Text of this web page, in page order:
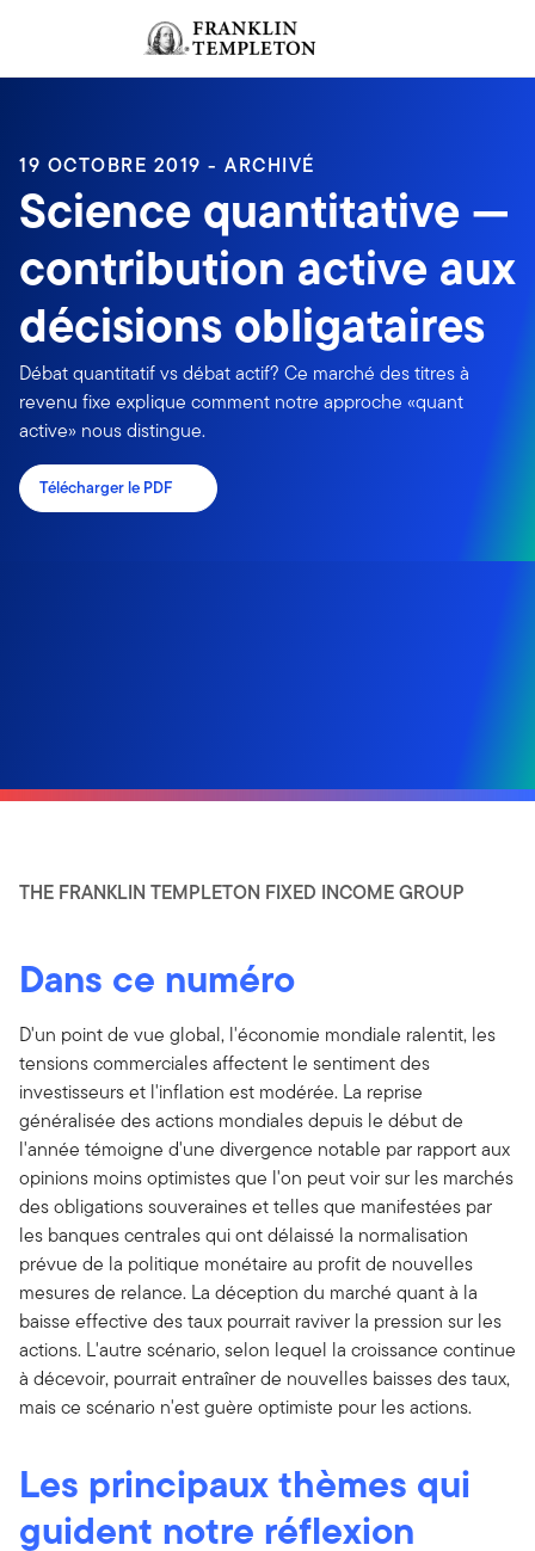
Header menu toggle
Ouverture de session
19 OCTOBRE 2019 - ARCHIVÉ
Science quantitative —
contribution active aux
décisions obligataires
Débat quantitatif vs débat actif? Ce marché des titres à
revenu fixe explique comment notre approche «quant
active» nous distingue.
Télécharger le PDF
THE FRANKLIN TEMPLETON FIXED INCOME GROUP
Dans ce numéro
D'un point de vue global, l'économie mondiale ralentit, les
tensions commerciales affectent le sentiment des
investisseurs et l'inflation est modérée. La reprise
généralisée des actions mondiales depuis le début de
l'année témoigne d'une divergence notable par rapport aux
opinions moins optimistes que l'on peut voir sur les marchés
des obligations souveraines et telles que manifestées par
les banques centrales qui ont délaissé la normalisation
prévue de la politique monétaire au profit de nouvelles
mesures de relance. La déception du marché quant à la
baisse effective des taux pourrait raviver la pression sur les
actions. L'autre scénario, selon lequel la croissance continue
à décevoir, pourrait entraîner de nouvelles baisses des taux,
mais ce scénario n'est guère optimiste pour les actions.
Les principaux thèmes qui
guident notre réflexion